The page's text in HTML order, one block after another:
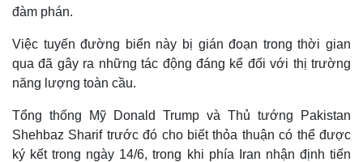
đàm phán.
Việc tuyến đường biển này bị gián đoạn trong thời gian
qua đã gây ra những tác động đáng kể đối với thị trường
năng lượng toàn cầu.
Tổng thống Mỹ Donald Trump và Thủ tướng Pakistan
Shehbaz Sharif trước đó cho biết thỏa thuận có thể được
ký kết trong ngày 14/6, trong khi phía Iran nhận định tiến